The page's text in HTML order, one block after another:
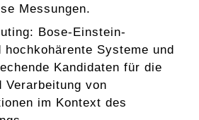
Messungen.
Bose-Einstein-
hochkohärente Systeme und
Kandidaten für die
Verarbeitung von
im Kontext des